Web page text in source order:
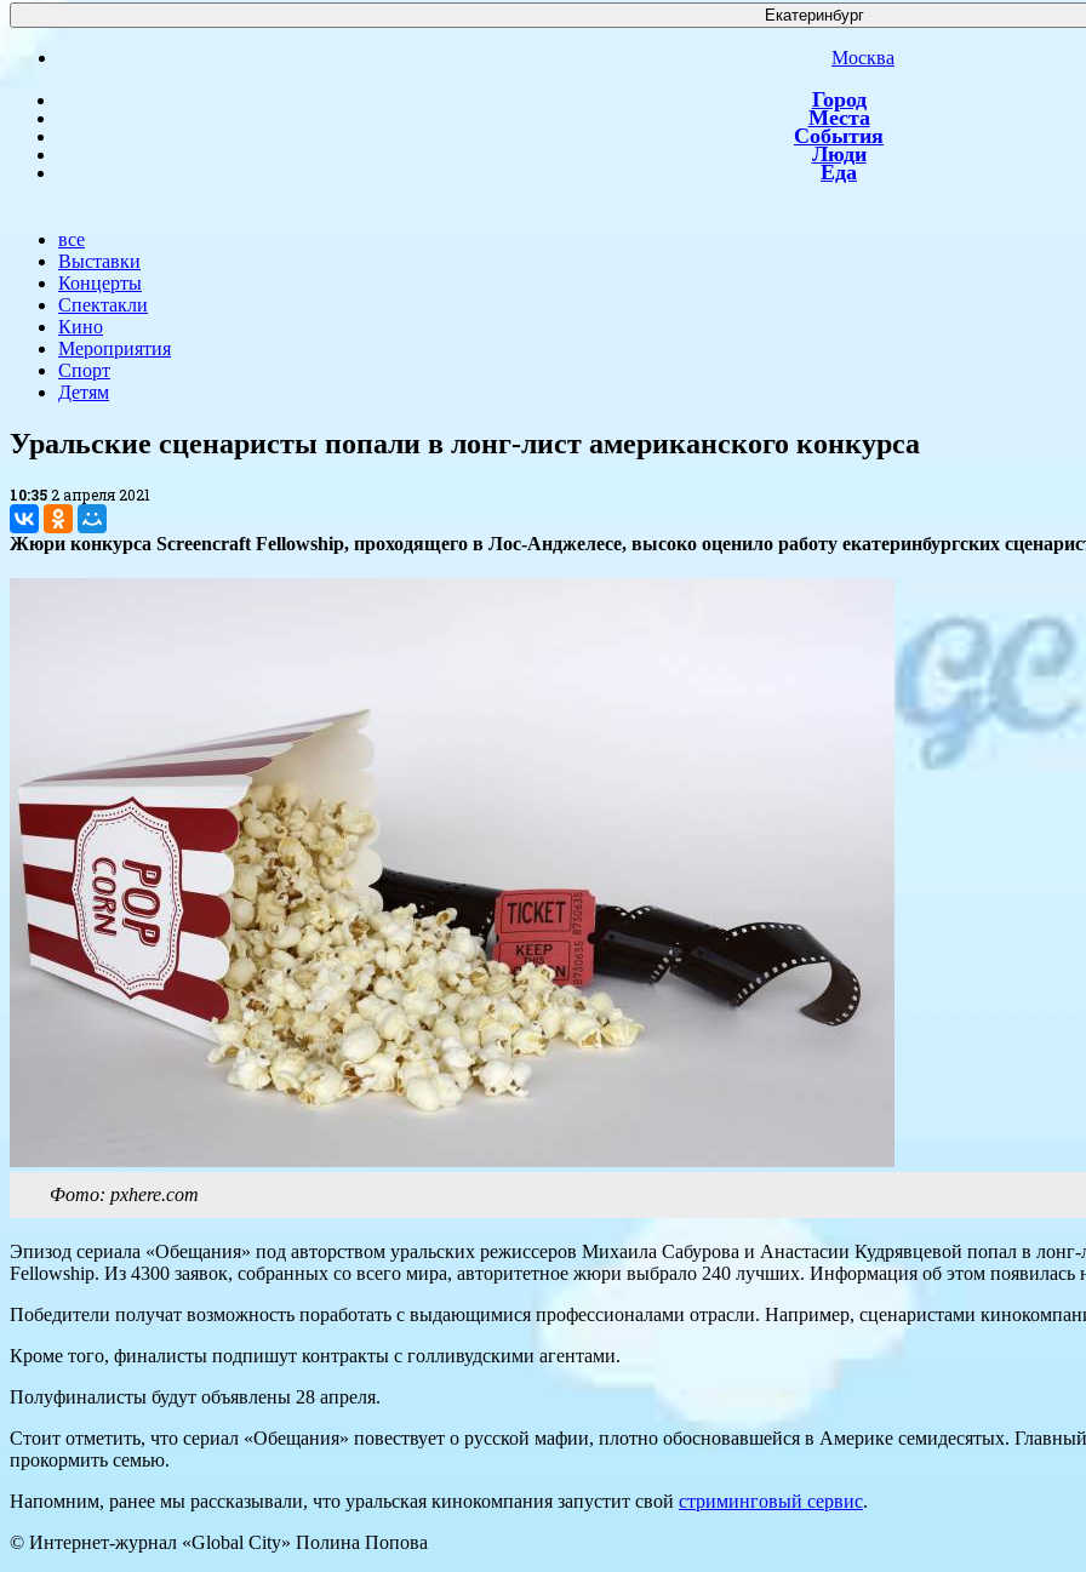
Екатеринбург
Москва
Город
Места
События
Люди
Еда
все
Выставки
Концерты
Спектакли
Кино
Мероприятия
Спорт
Детям
Уральские сценаристы попали в лонг-лист американского конкурса
10:352 апреля 2021
Жюри конкурса Screencraft Fellowship, проходящего в Лос-Анджелесе, высоко оценило работу екатеринбургских
Фото: pxhere.com
Эпизод сериала «Обещания» под авторством уральских режиссеров Михаила Сабурова и Анастасии Кудрявцевой попал в лонг-
Fellowship. Из 4300 заявок, собранных со всего мира, авторитетное жюри выбрало 240 лучших. Информация об этом появилась
Победители получат возможность поработать с выдающимися профессионалами отрасли. Например, сценаристами
Кроме того, финалисты подпишут контракты с голливудскими агентами.
Полуфиналисты будут объявлены 28 апреля.
Стоит отметить, что сериал «Обещания» повествует о русской мафии, плотно обосновавшейся в Америке семидесятых.
прокормить семью.
Напомним, ранее мы рассказывали, что уральская кинокомпания запустит свой стриминговый сервис.
© Интернет-журнал «Global City» Полина Попова